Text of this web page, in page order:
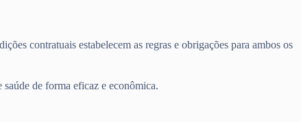
contratuais estabelecem as regras e obrigações para ambos os
saúde de forma eficaz e econômica.